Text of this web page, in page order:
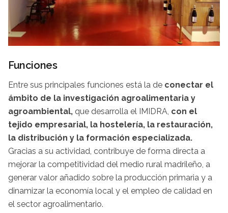
Funciones
Entre sus principales funciones está la de conectar el
ámbito de la investigación agroalimentaria y
agroambiental, que desarrolla el IMIDRA, con el
tejido empresarial, la hostelería, la restauración,
la distribución y la formación especializada.
Gracias a su actividad, contribuye de forma directa a
mejorar la competitividad del medio rural madrileño, a
generar valor añadido sobre la producción primaria y a
dinamizar la economía local y el empleo de calidad en
el sector agroalimentario.